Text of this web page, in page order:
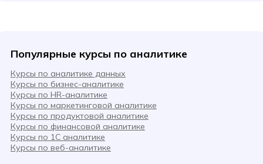
Популярные курсы по аналитике
Курсы по аналитике данных
Курсы по бизнес-аналитике
Курсы по HR-аналитике
Курсы по маркетинговой аналитике
Курсы по продуктовой аналитике
Курсы по финансовой аналитике
Курсы по 1С аналитике
Курсы по веб-аналитике